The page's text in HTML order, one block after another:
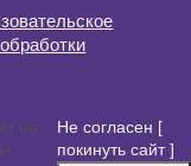
на
Не согласен [
покинуть сайт ]